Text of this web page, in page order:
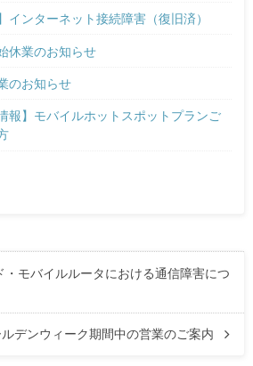
インターネット接続障害（復旧済）
休業のお知らせ
のお知らせ
報】モバイルホットスポットプランご
・モバイルルータにおける通信障害につ
ルデンウィーク期間中の営業のご案内